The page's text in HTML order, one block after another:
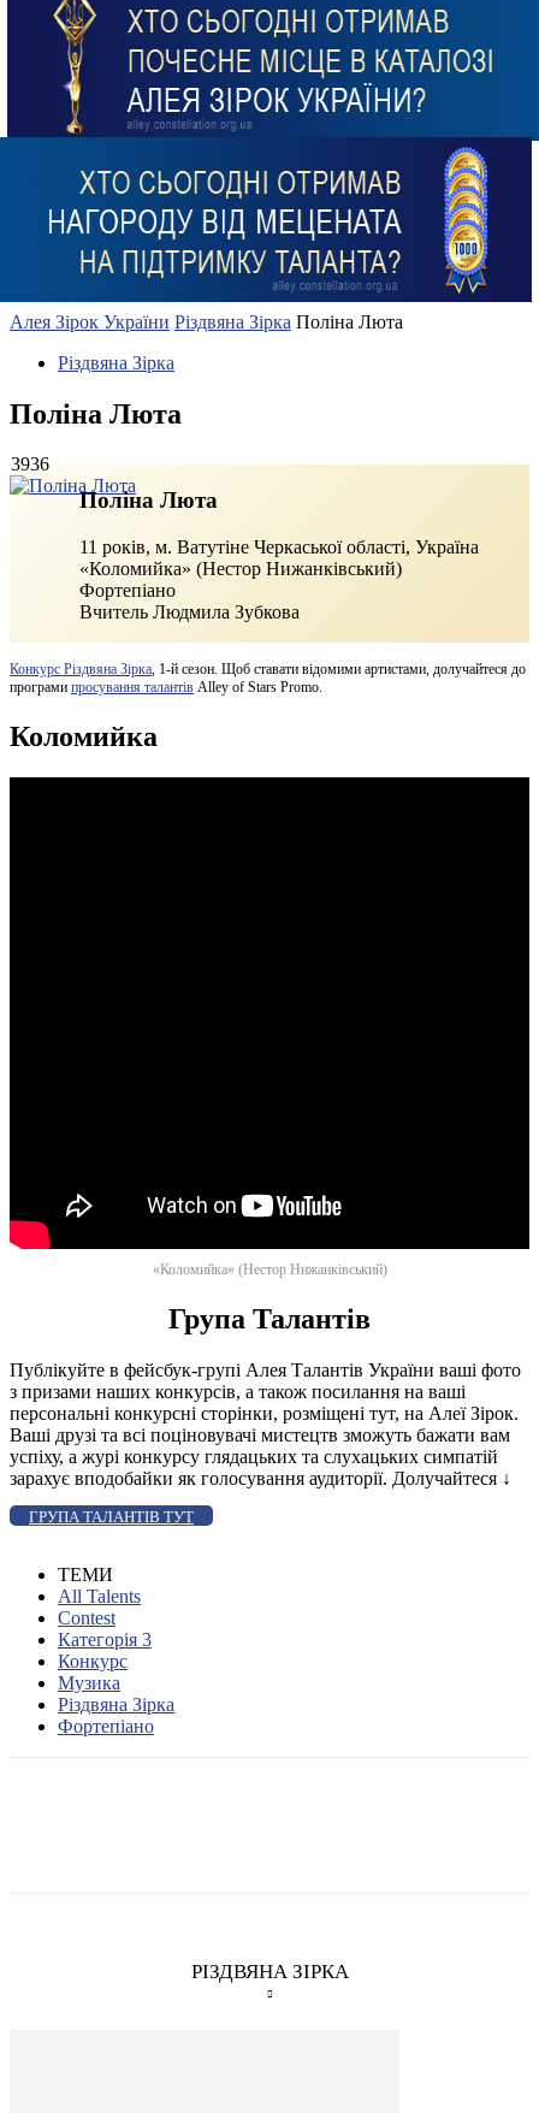
Алея Зірок України Різдвяна Зірка Поліна Люта
Різдвяна Зірка
Поліна Люта
3936
Поліна Люта
11 років, м. Ватутіне Черкаської області, Україна
«Коломийка» (Нестор Нижанківський)
Фортепіано
Вчитель Людмила Зубкова
Конкурс Різдвяна Зірка, 1-й сезон. Щоб ставати відомими артистами, долучайтеся до
програми просування талантів Alley of Stars Promo.
Коломийка
«Коломийка» (Нестор Нижанківський)
Група Талантів
Публікуйте в фейсбук-групі Алея Талантів України ваші фото
з призами наших конкурсів, а також посилання на ваші
персональні конкурсні сторінки, розміщені тут, на Алеї Зірок.
Ваші друзі та всі поціновувачі мистецтв зможуть бажати вам
успіху, а журі конкурсу глядацьких та слухацьких симпатій
зарахує вподобайки як голосування аудиторії. Долучайтеся ↓
ГРУПА ТАЛАНТІВ ТУТ
ТЕМИ
All Talents
Contest
Категорія 3
Конкурс
Музика
Різдвяна Зірка
Фортепіано
РІЗДВЯНА ЗІРКА